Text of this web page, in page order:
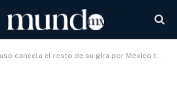
el resto de su gira por México tras protestas y rechazo en CDMX